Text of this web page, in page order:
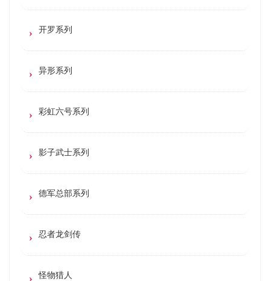
开罗系列
异形系列
彩虹六号系列
影子武士系列
德军总部系列
忍者龙剑传
怪物猎人